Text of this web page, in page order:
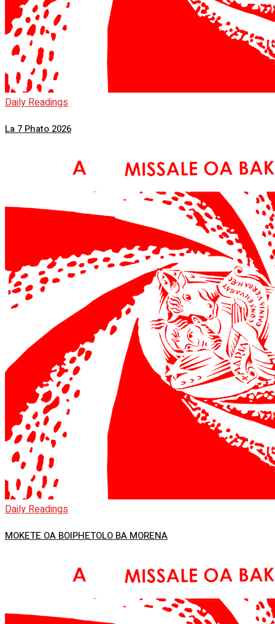
Daily Readings
La 7 Phato 2026
Daily Readings
MOKETE OA BOIPHETOLO BA MORENA